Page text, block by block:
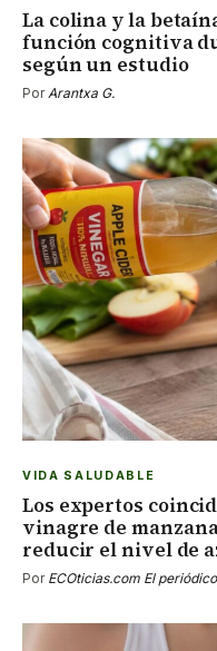
La colina y la
función cognitiva
según un estudio
PorArantxa G.
VIDA SALUDABLE
Los expertos
vinagre de
reducir el nivel de
Por ECOticias.com El